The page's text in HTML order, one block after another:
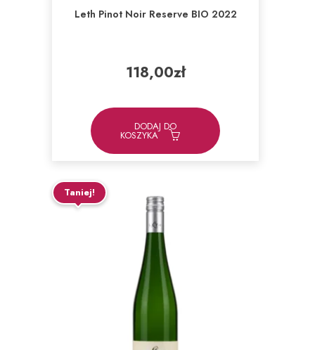
Leth Pinot Noir Reserve BIO 2022
118,00zł
DODAJ DO
KOSZYKA
Taniej!